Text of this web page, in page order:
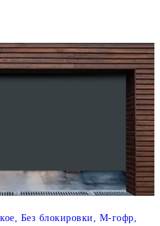
Без блокировки, M-гофр,